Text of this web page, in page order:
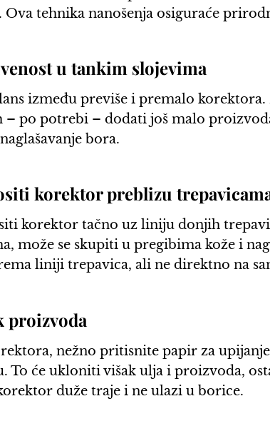
Ova tehnika nanošenja osiguraće
u tankim slojevima
između previše i premalo
– po potrebi – dodati još malo
bora.
korektor preblizu
korektor tačno uz liniju donjih
može se skupiti u pregibima kože i
liniji trepavica, ali ne direktno na
proizvoda
nežno pritisnite papir za
To će ukloniti višak ulja i proizvoda,
duže traje i ne ulazi u borice.